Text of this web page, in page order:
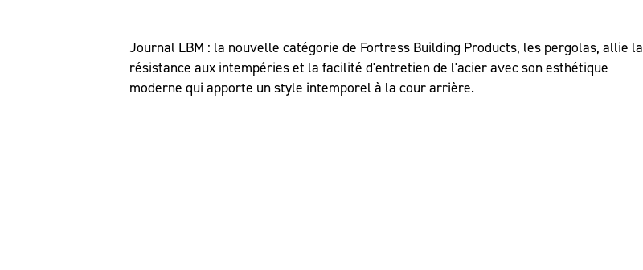
Journal LBM : la nouvelle catégorie de Fortress Building Products, les pergolas, allie la
résistance aux intempéries et la facilité d'entretien de l'acier avec son esthétique
moderne qui apporte un style intemporel à la cour arrière.